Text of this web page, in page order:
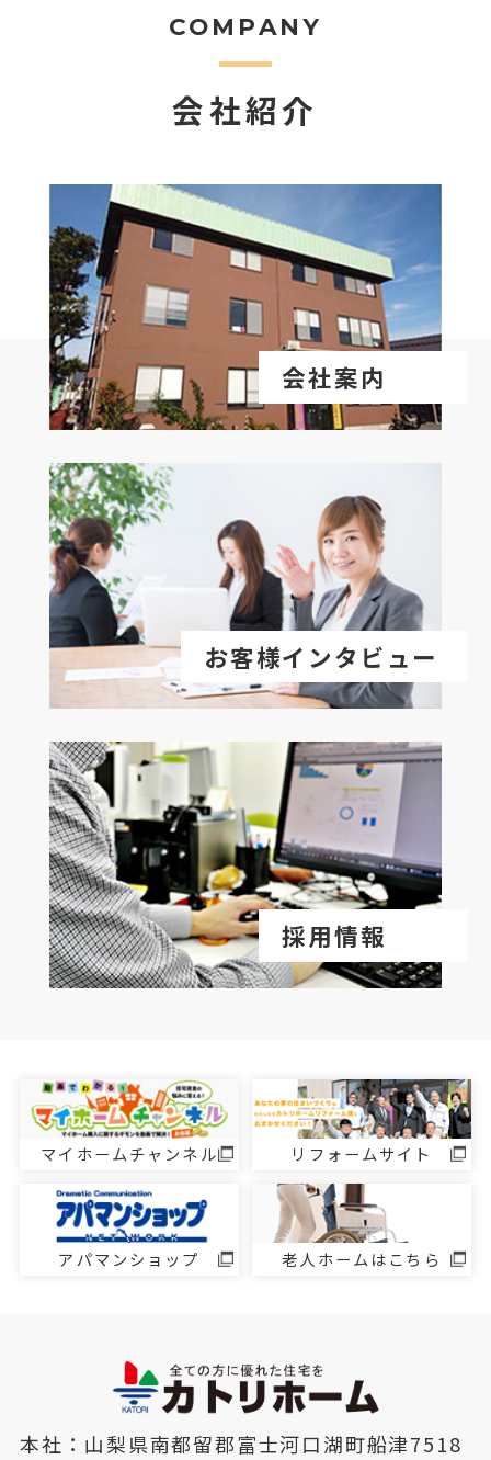
COMPANY
会社紹介
会社案内
お客様インタビュー
採用情報
マイホームチャンネル リフォームサイト
アパマンショップ 老人ホームはこちら
本社：山梨県南都留郡富士河口湖町船津7518